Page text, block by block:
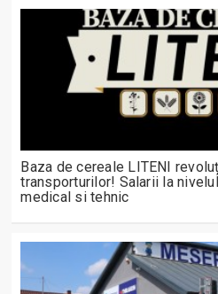
Baza de cereale LITENI
transporturilor! Salarii la
medical si tehnic